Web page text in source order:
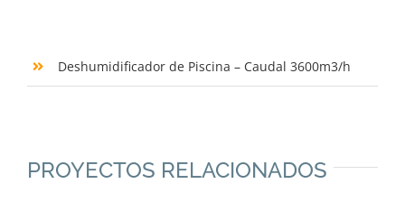
Deshumidificador de Piscina – Caudal 3600m3/h
PROYECTOS RELACIONADOS